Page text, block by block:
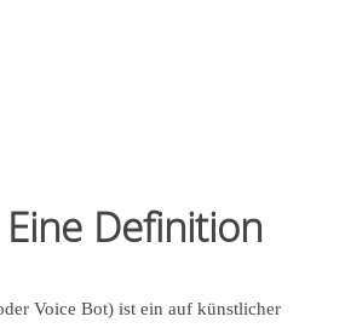
Definition
Voice Bot) ist ein auf künstlicher